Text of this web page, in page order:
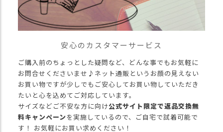
安心のカスタマーサービス
ご購入前のちょっとした疑問など、どんな事でもお気軽に
お問合せくださいませ♪ネット通販というお顔の見えない
お買い物ですが少しでもご安心してお買い物していただき
たいと心を込めてご対応しています。
サイズなどご不安な方に向け公式サイト限定で返品交換無
料キャンペーン を実施しているので、ご自宅で試着可能で
す！ お気軽にお買い求めください！